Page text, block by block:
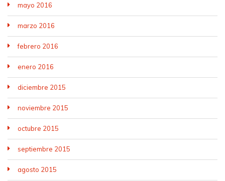
mayo 2016
marzo 2016
febrero 2016
enero 2016
diciembre 2015
noviembre 2015
octubre 2015
septiembre 2015
agosto 2015